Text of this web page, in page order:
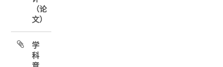
（论
文）
学
科